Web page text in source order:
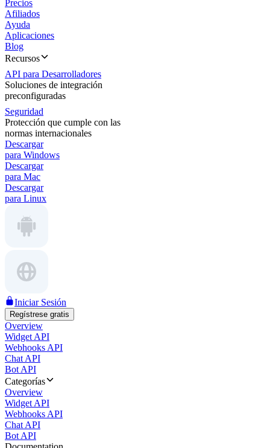
Precios
Afiliados
Ayuda
Aplicaciones
Blog
Recursos
API para Desarrolladores
Soluciones de integración
preconfiguradas
Seguridad
Protección que cumple con las
normas internacionales
Descargar
para Windows
Descargar
para Mac
Descargar
para Linux
Iniciar Sesión
Regístrese gratis
Overview
Widget API
Webhooks API
Chat API
Bot API
Categorías
Overview
Widget API
Webhooks API
Chat API
Bot API